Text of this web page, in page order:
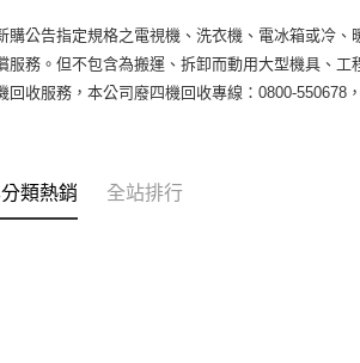
購公告指定規格之電視機、洗衣機、電冰箱或冷
服務。但不包含為搬運、拆卸而動用大型機具、
回收服務，本公司廢四機回收專線：0800-550678
類熱銷 全站排行